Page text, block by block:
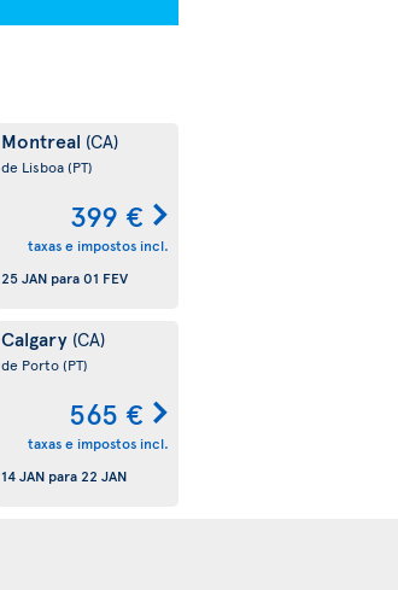
Montreal (CA)
de Lisboa(PT)
399 €
taxas e impostos incl.
25 JANpara01 FEV
Calgary (CA)
de Porto(PT)
565 €
taxas e impostos incl.
14 JANpara22 JAN